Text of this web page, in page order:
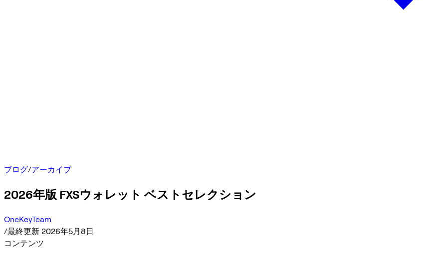
ブログ/アーカイブ
2026年版 FXSウォレット ベストセレクション
OneKeyTeam
/最終更新 2026年5月8日
コンテンツ